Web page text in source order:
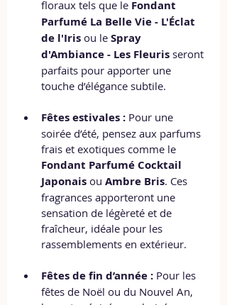
floraux tels que le Fondant
Parfumé La Belle Vie - L'Éclat
de l'Iris ou le Spray
d'Ambiance - Les Fleuris seront
parfaits pour apporter une
touche d’élégance subtile.
Fêtes estivales : Pour une
soirée d’été, pensez aux parfums
frais et exotiques comme le
Fondant Parfumé Cocktail
Japonais ou Ambre Bris. Ces
fragrances apporteront une
sensation de légèreté et de
fraîcheur, idéale pour les
rassemblements en extérieur.
Fêtes de fin d’année : Pour les
fêtes de Noël ou du Nouvel An,